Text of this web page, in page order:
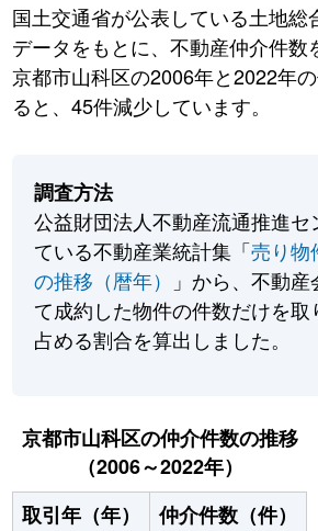
国土交通省が公表している土地総
データをもとに、不動産仲介件数
京都市山科区の2006年と2022年
ると、45件減少しています。
調査方法
公益財団法人不動産流通推進セ
ている不動産業統計集「売り物
の推移（暦年）
」から、不動
て成約した物件の件数だけを取
占める割合を算出しました。
京都市山科区の仲介件数の推移
（2006～2022年）
取引年（年）
仲介件数（件）